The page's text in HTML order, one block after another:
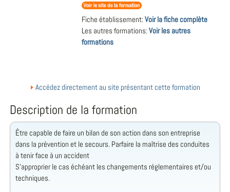
Fiche établissement:Voir la fiche complète
Les autres formations:Voir les autres
formations
Accédez directement au site présentant cette formation
Description de la formation
Être capable de faire un bilan de son action dans son entreprise
dans la prévention et le secours. Parfaire la maîtrise des conduites
à tenir face à un accident
S’approprier le cas échéant les changements réglementaires et/ou
techniques.